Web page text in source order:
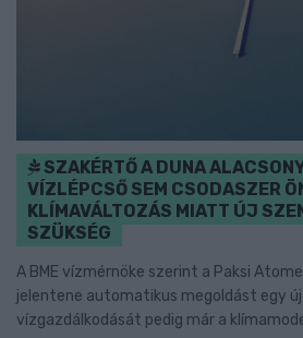
SZAKÉRTŐ A DUNA
VÍZLÉPCSŐ SEM CSODASZER
KLÍMAVÁLTOZÁS MIATT ÚJ
SZÜKSÉG
A BME vízmérnöke szerint a Paksi
jelentene automatikus megoldást egy
vízgazdálkodását pedig már a